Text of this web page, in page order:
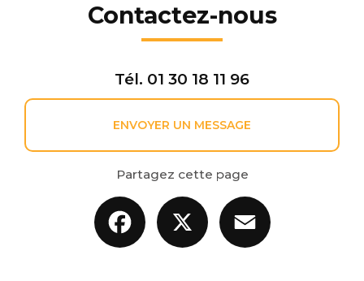
Contactez-nous
Tél. 01 30 18 11 96
ENVOYER UN MESSAGE
Partagez cette page
Facebook